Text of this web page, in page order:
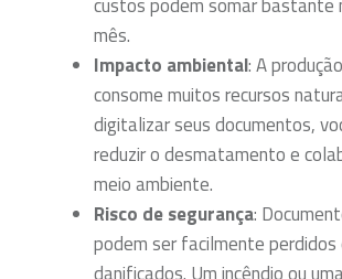
mês.
Impacto ambiental: A
consome muitos recursos
digitalizar seus documentos,
reduzir o desmatamento e
meio ambiente.
Risco de segurança:
podem ser facilmente perdidos
danificados. Um incêndio ou